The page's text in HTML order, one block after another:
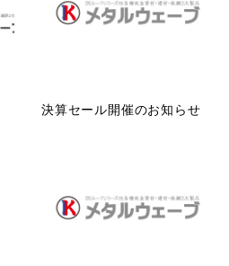
決算セール開催のお知らせ